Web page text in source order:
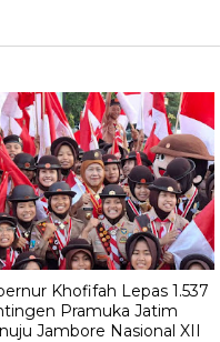
Khofifah Lepas 1.537
Pramuka Jatim
Jambore Nasional XII